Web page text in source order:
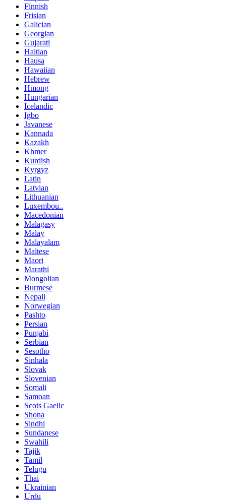
Finnish
Frisian
Galician
Georgian
Gujarati
Haitian
Hausa
Hawaiian
Hebrew
Hmong
Hungarian
Icelandic
Igbo
Javanese
Kannada
Kazakh
Khmer
Kurdish
Kyrgyz
Latin
Latvian
Lithuanian
Luxembou..
Macedonian
Malagasy
Malay
Malayalam
Maltese
Maori
Marathi
Mongolian
Burmese
Nepali
Norwegian
Pashto
Persian
Punjabi
Serbian
Sesotho
Sinhala
Slovak
Slovenian
Somali
Samoan
Scots Gaelic
Shona
Sindhi
Sundanese
Swahili
Tajik
Tamil
Telugu
Thai
Ukrainian
Urdu